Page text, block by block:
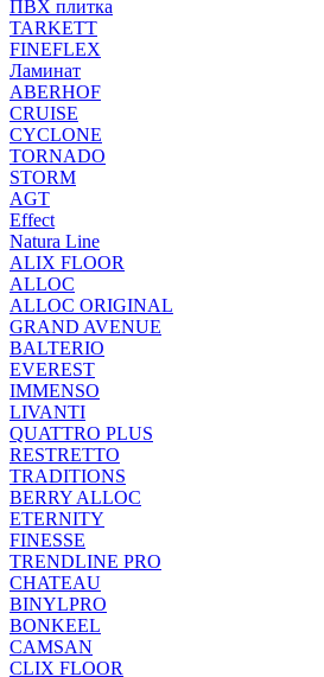
ПВХ плитка
TARKETT
FINEFLEX
Ламинат
ABERHOF
CRUISE
CYCLONE
TORNADO
STORM
AGT
Effect
Natura Line
ALIX FLOOR
ALLOC
ALLOC ORIGINAL
GRAND AVENUE
BALTERIO
EVEREST
IMMENSO
LIVANTI
QUATTRO PLUS
RESTRETTO
TRADITIONS
BERRY ALLOC
ETERNITY
FINESSE
TRENDLINE PRO
CHATEAU
BINYLPRO
BONKEEL
CAMSAN
CLIX FLOOR